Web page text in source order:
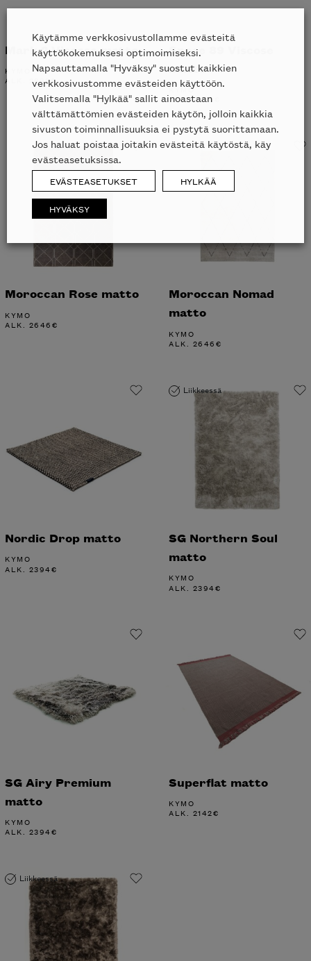
Mark 2 Viscose matto
KYMO
ALK. 2898€
Space 89 Viscose
matto
KYMO
ALK.2898
Moroccan Rose matto
KYMO
ALK. 2646€
Moroccan Nomad
matto
KYMO
ALK. 2646€
Nordic Drop matto
KYMO
ALK. 2394€
Liikkeessä
SG Northern Soul
matto
KYMO
ALK. 2394€
SG Airy Premium
matto
KYMO
ALK. 2394€
Superflat matto
KYMO
ALK. 2142€
Liikkeessä
Käytämme verkkosivustollamme evästeitä
käyttökokemuksesi optimoimiseksi.
Napsauttamalla "Hyväksy" suostut kaikkien
verkkosivustomme evästeiden käyttöön.
Valitsemalla "Hylkää" sallit ainoastaan
välttämättömien evästeiden käytön, jolloin kaikkia
sivuston toiminnallisuuksia ei pystytä suorittamaan.
Jos haluat poistaa joitakin evästeitä käytöstä, käy
evästeasetuksissa.
EVÄSTEASETUKSET HYLKÄÄ
HYVÄKSY